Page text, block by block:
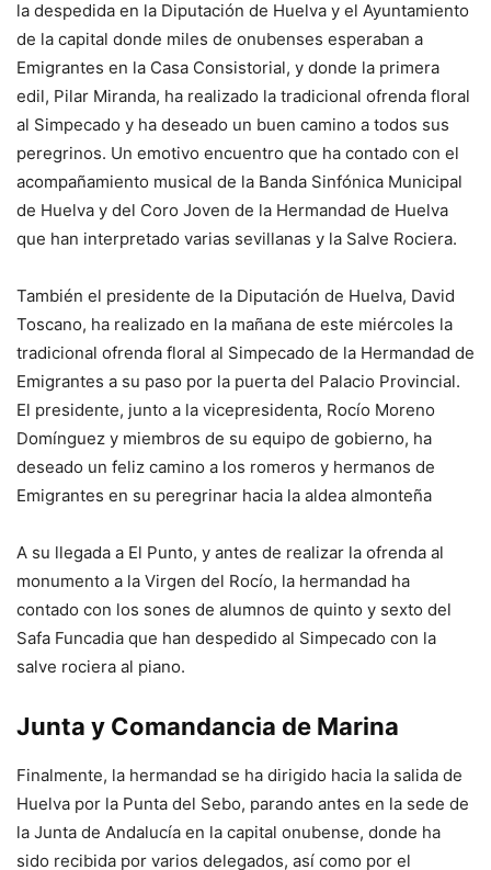
la despedida en la Diputación de Huelva y el Ayuntamiento
de la capital donde miles de onubenses esperaban a
Emigrantes en la Casa Consistorial, y donde la primera
edil, Pilar Miranda, ha realizado la tradicional ofrenda floral
al Simpecado y ha deseado un buen camino a todos sus
peregrinos. Un emotivo encuentro que ha contado con el
acompañamiento musical de la Banda Sinfónica Municipal
de Huelva y del Coro Joven de la Hermandad de Huelva
que han interpretado varias sevillanas y la Salve Rociera.
También el presidente de la Diputación de Huelva, David
Toscano, ha realizado en la mañana de este miércoles la
tradicional ofrenda floral al Simpecado de la Hermandad de
Emigrantes a su paso por la puerta del Palacio Provincial.
El presidente, junto a la vicepresidenta, Rocío Moreno
Domínguez y miembros de su equipo de gobierno, ha
deseado un feliz camino a los romeros y hermanos de
Emigrantes en su peregrinar hacia la aldea almonteña
A su llegada a El Punto, y antes de realizar la ofrenda al
monumento a la Virgen del Rocío, la hermandad ha
contado con los sones de alumnos de quinto y sexto del
Safa Funcadia que han despedido al Simpecado con la
salve rociera al piano.
Junta y Comandancia de Marina
Finalmente, la hermandad se ha dirigido hacia la salida de
Huelva por la Punta del Sebo, parando antes en la sede de
la Junta de Andalucía en la capital onubense, donde ha
sido recibida por varios delegados, así como por el